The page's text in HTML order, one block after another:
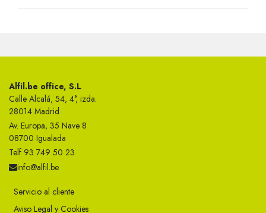
Alfil.be office, S.L
Calle Alcalá, 54, 4°, izda.
28014 Madrid
Av. Europa, 35 Nave 8
08700 Igualada
Telf 93 749 50 23
info@alfil.be
Servicio al cliente
Aviso Legal y Cookies